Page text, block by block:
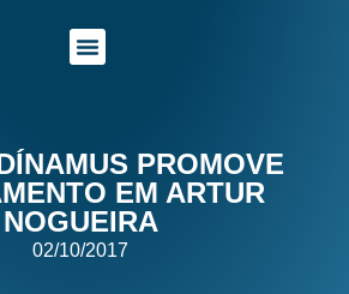
PROMOVE
EM ARTUR
NOGUEIRA
02/10/2017